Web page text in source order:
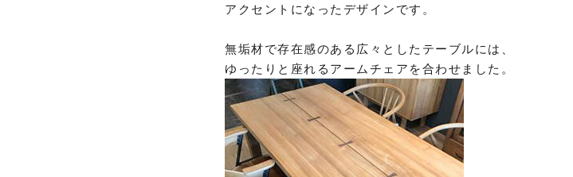
アクセントになったデザインです。
無垢材で存在感のある広々としたテーブルには、
ゆったりと座れるアームチェアを合わせました。